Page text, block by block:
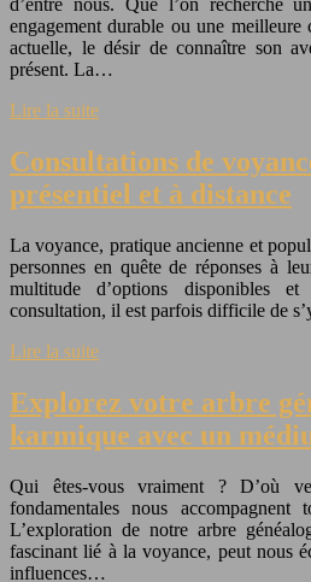
d’entre nous. Que l’on recherche
engagement durable ou une meilleure
actuelle, le désir de connaître son
présent. La…
Lire la suite
Consultations de
présentiel et à distance
La voyance, pratique ancienne et
personnes en quête de réponses à
multitude d’options disponibles
consultation, il est parfois difficile de
Lire la suite
Explorez votre arbre
karmique avec un
Qui êtes-vous vraiment ? D’où
fondamentales nous
L’exploration de notre arbre
fascinant lié à la voyance, peut nous
influences…